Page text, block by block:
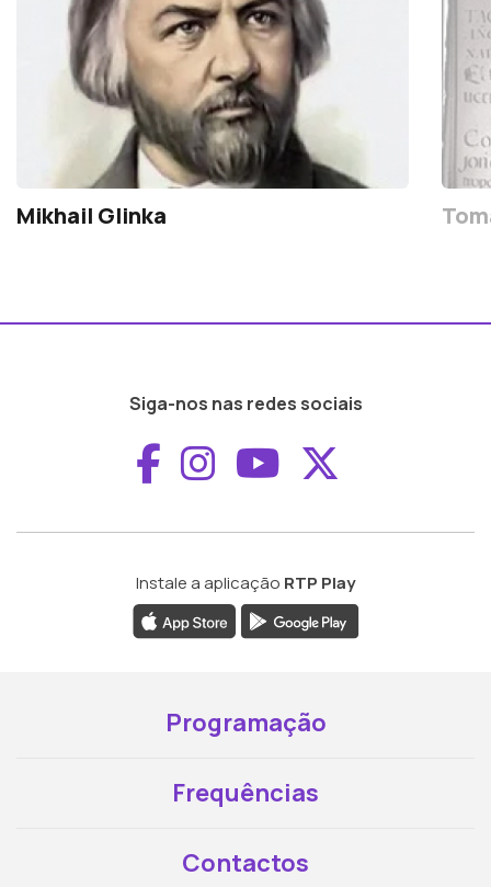
Mikhail Glinka
Siga-nos nas redes sociais
Aceder ao
Aceder ao
Aceder ao
Instale a aplicação RTP Play
Programação
Frequências
Contactos